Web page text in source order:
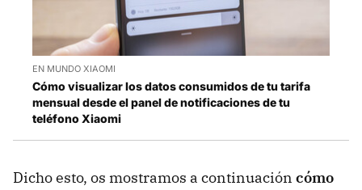
EN MUNDO XIAOMI
Cómo visualizar los datos consumidos de tu tarifa
mensual desde el panel de notificaciones de tu
teléfono Xiaomi
Dicho esto, os mostramos a continuación cómo